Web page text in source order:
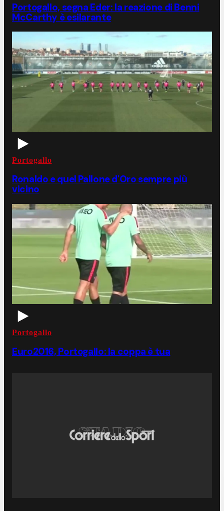
Portogallo, segna Eder: la reazione di Benni
McCarthy è esilarante
Portogallo
Ronaldo e quel Pallone d'Oro sempre più
vicino
Portogallo
Euro2016, Portogallo: la coppa è tua